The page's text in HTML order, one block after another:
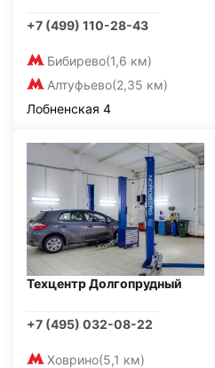
+7 (499) 110-28-43
Бибирево(1,6 км)
Алтуфьево(2,35 км)
Лобненская 4
Техцентр Долгопрудный
+7 (495) 032-08-22
Ховрино(5,1 км)